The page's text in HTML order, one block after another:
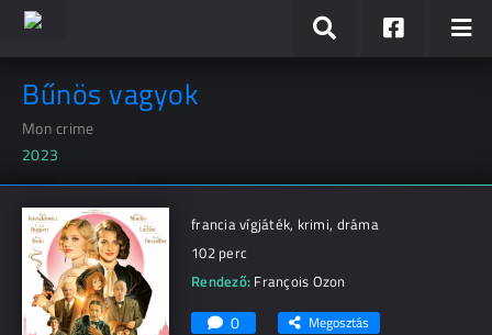
Bűnös vagyok
Mon crime
2023
francia vígjáték, krimi, dráma
102 perc
Rendező: François Ozon
0 Megosztás